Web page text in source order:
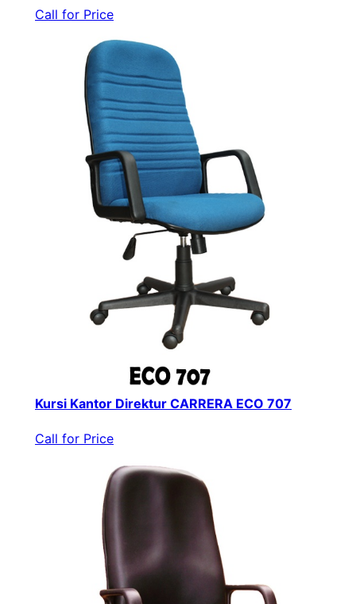
Call for Price
Kursi Kantor Direktur CARRERA ECO 707
Call for Price